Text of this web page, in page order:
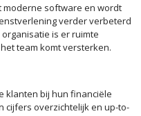
moderne software en wordt
verder verbeterd
is er ruimte
team komt versterken.
klanten bij hun financiële
cijfers overzichtelijk en up-to-